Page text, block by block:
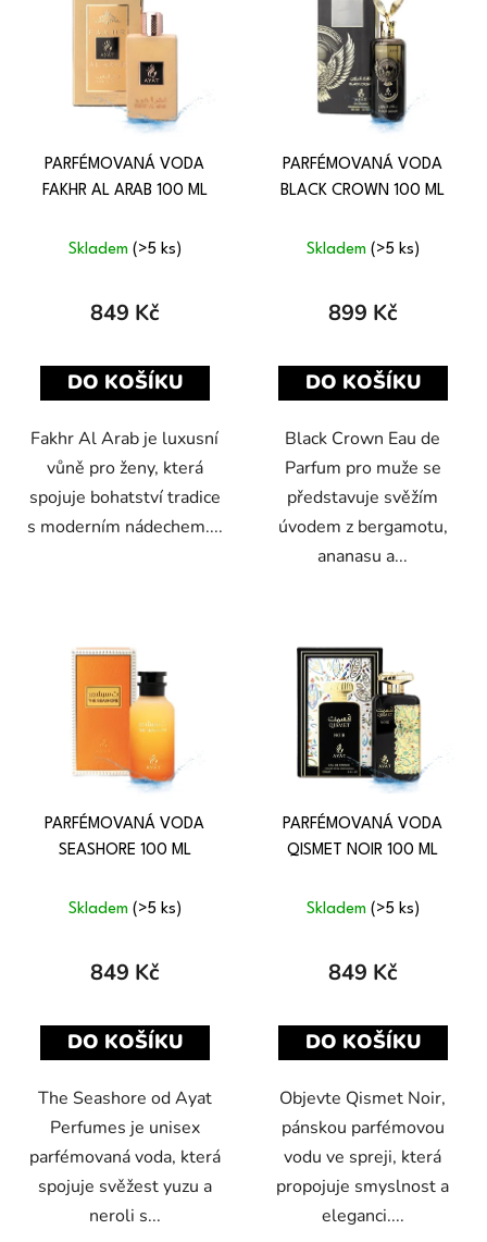
PARFÉMOVANÁ VODA
FAKHR AL ARAB 100 ML
Skladem (>5 ks)
849 Kč
DO KOŠÍKU
Fakhr Al Arab je luxusní
vůně pro ženy, která
spojuje bohatství tradice
s moderním nádechem....
PARFÉMOVANÁ VODA
BLACK CROWN 100 ML
Skladem (>5 ks)
899 Kč
DO KOŠÍKU
Black Crown Eau de
Parfum pro muže se
představuje svěžím
úvodem z bergamotu,
ananasu a...
PARFÉMOVANÁ VODA
SEASHORE 100 ML
Skladem (>5 ks)
849 Kč
DO KOŠÍKU
The Seashore od Ayat
Perfumes je unisex
parfémovaná voda, která
spojuje svěžest yuzu a
neroli s...
PARFÉMOVANÁ VODA
QISMET NOIR 100 ML
Skladem (>5 ks)
849 Kč
DO KOŠÍKU
Objevte Qismet Noir,
pánskou parfémovou
vodu ve spreji, která
propojuje smyslnost a
eleganci....